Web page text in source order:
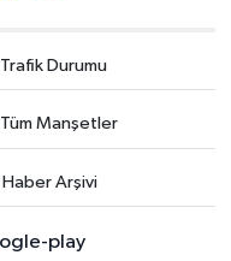
Trafik Durumu
Tüm Manşetler
Haber Arşivi